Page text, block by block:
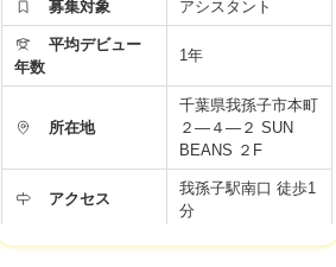
同じ給与スタートで
福利厚生
▼有給休暇
▼土日祝日休み
▼資格手当
▼店販手当
▼役職手当
▼技術手当
募集対象 アシスタント
平均デビュー
年数
1年
所在地
千葉県我孫子市本町
２―４―２ SUN
BEANS ２F
アクセス
我孫子駅南口 徒歩1
分
10:00～20:00／全日